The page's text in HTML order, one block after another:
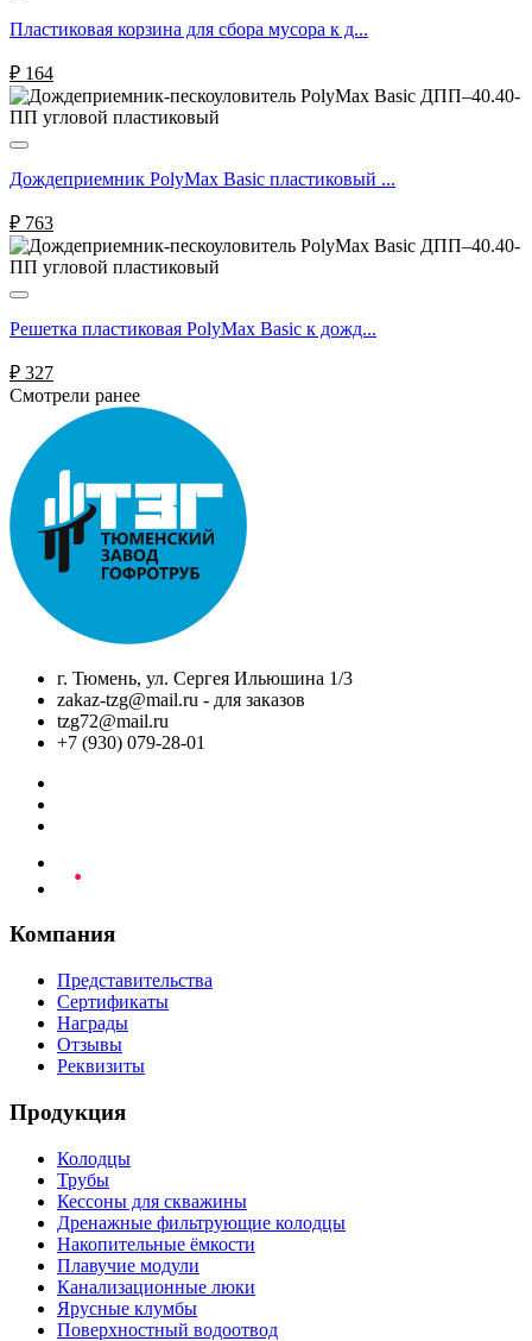
Пластиковая корзина для сбора мусора к д...
₽ 164
Дождеприемник PolyMax Basic пластиковый ...
₽ 763
Решетка пластиковая PolyMax Basic к дожд...
₽ 327
Смотрели ранее
г. Тюмень, ул. Сергея Ильюшина 1/3
zakaz-tzg@mail.ru - для заказов
tzg72@mail.ru
+7 (930) 079-28-01
Компания
Представительства
Сертификаты
Награды
Отзывы
Реквизиты
Продукция
Колодцы
Трубы
Кессоны для скважины
Дренажные фильтрующие колодцы
Накопительные ёмкости
Плавучие модули
Канализационные люки
Ярусные клумбы
Поверхностный водоотвод